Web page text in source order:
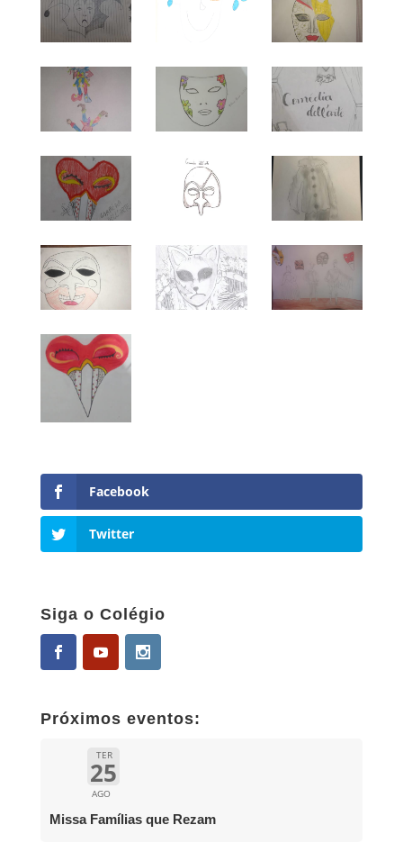
Facebook
Twitter
Siga o Colégio
Próximos eventos:
TER
25
AGO
Missa Famílias que Rezam